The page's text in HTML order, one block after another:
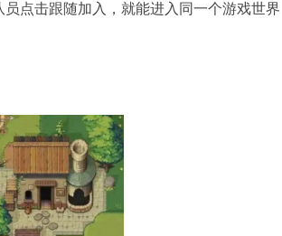
点击跟随加入，就能进入同一个游戏世界